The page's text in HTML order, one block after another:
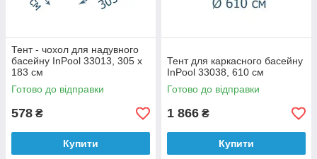
Тент - чохол для надувного
басейну InPool 33013, 305 х
183 см
Готово до відправки
578 ₴
Купити
Тент для каркасного басейну
InPool 33038, 610 см
Готово до відправки
1 866 ₴
Купити